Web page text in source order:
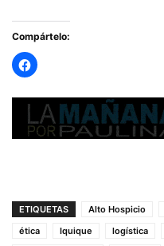
Compártelo:
ETIQUETAS Alto Hospicio
ética
Iquique logística